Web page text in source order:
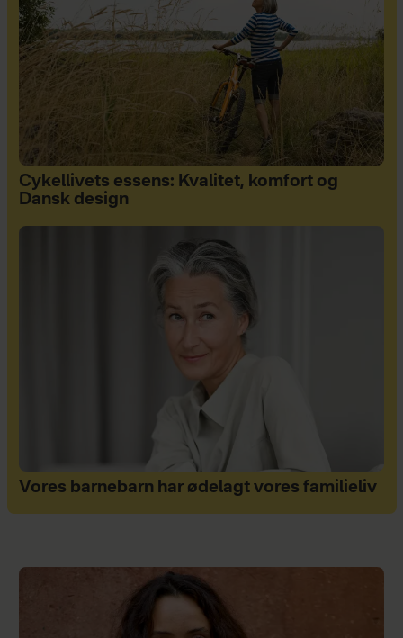
Cykellivets essens: Kvalitet, komfort og
Dansk design
Vores barnebarn har ødelagt vores familieliv